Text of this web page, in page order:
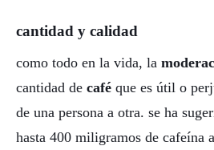
cantidad y calidad
como todo en la vida, la
cantidad de café que es útil o
de una persona a otra. se ha
hasta 400 miligramos de cafeína